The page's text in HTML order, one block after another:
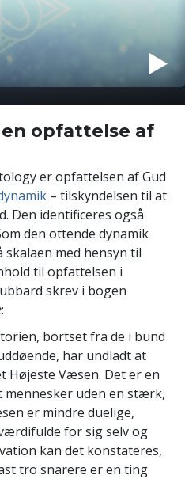
opfattelse af
er opfattelsen af Gud
– tilskyndelsen til at
Den identificeres også
den ottende dynamik
skalaen med hensyn til
til opfattelsen i
skrev i bogen
:
bortset fra de i bund
har undladt at
Højeste Væsen. Det er en
uden en stærk,
er mindre duelige,
for sig selv og
kan det konstateres,
tro snarere er en ting